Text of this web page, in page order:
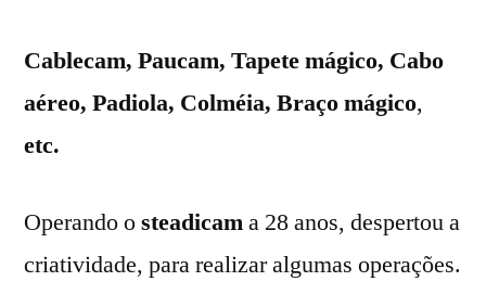
Cablecam, Paucam, Tapete mágico, Cabo
aéreo, Padiola, Colméia, Braço mágico,
etc.
Operando osteadicama 28 anos, despertou a
criatividade, para realizar algumas operações.